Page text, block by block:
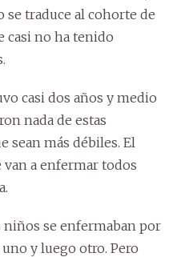
se traduce al cohorte de
casi no ha tenido
casi dos años y medio
nada de estas
sean más débiles. El
van a enfermar todos
niños se enfermaban por
y luego otro. Pero